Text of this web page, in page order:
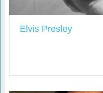
Elvis Presley